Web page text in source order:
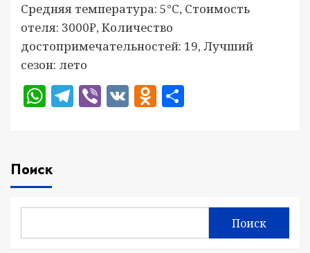
Средняя температура: 5°C, Стоимость
отеля: 3000₽, Количество
достопримечательностей: 19, Лучший
сезон: лето
WhatsApp
Telegram
Viber
VKOdnoklassniki
Поиск
Поиск